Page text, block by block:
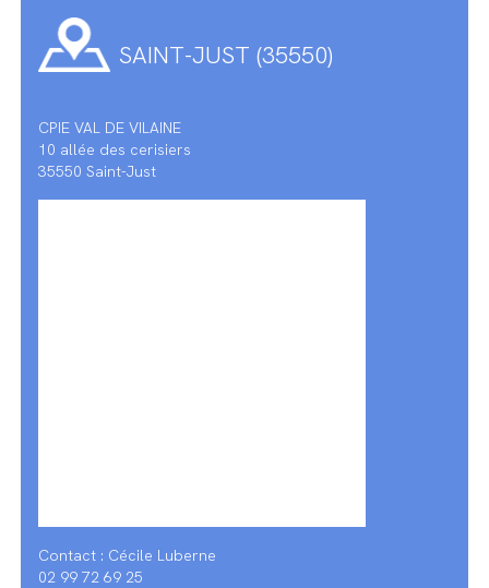
SAINT-JUST (35550)
CPIE VAL DE VILAINE
10 allée des cerisiers
35550 Saint-Just
Contact : Cécile Luberne
02 99 72 69 25